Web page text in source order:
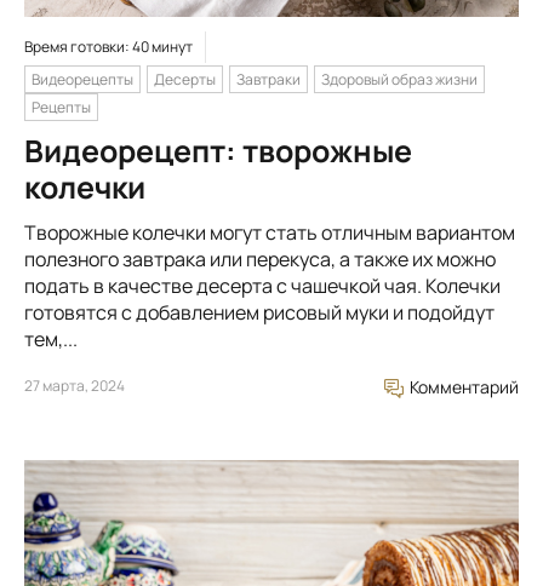
Время готовки: 40 минут
Видеорецепты
Десерты Завтраки
Здоровый образ жизни
Рецепты
Видеорецепт: творожные
колечки
Творожные колечки могут стать отличным вариантом
полезного завтрака или перекуса, а также их можно
подать в качестве десерта с чашечкой чая. Колечки
готовятся с добавлением рисовый муки и подойдут
тем,...
27 марта, 2024 Комментарий